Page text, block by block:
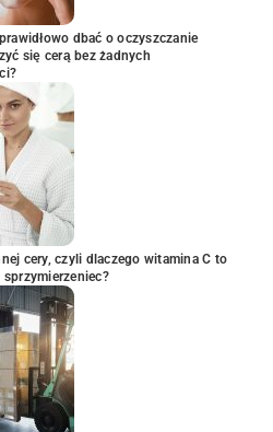
dbać o oczyszczanie
się cerą bez żadnych
cery, czyli dlaczego witamina C to